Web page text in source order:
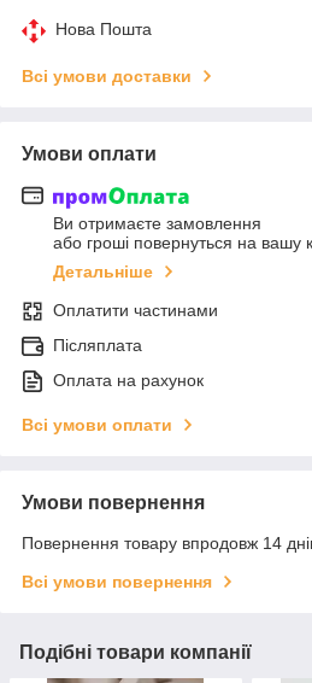
Нова Пошта
Всі умови доставки
Умови оплати
Ви отримаєте замовлення
або гроші повернуться на вашу
Детальніше
Оплатити частинами
Післяплата
Оплата на рахунок
Всі умови оплати
Умови повернення
Повернення товару впродовж 14
Всі умови повернення
Подібні товари компанії